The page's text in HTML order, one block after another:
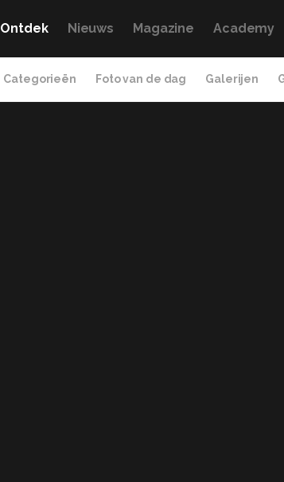
Ontdek Nieuws Magazine Academy
Categorieën Foto van de dag Galerijen